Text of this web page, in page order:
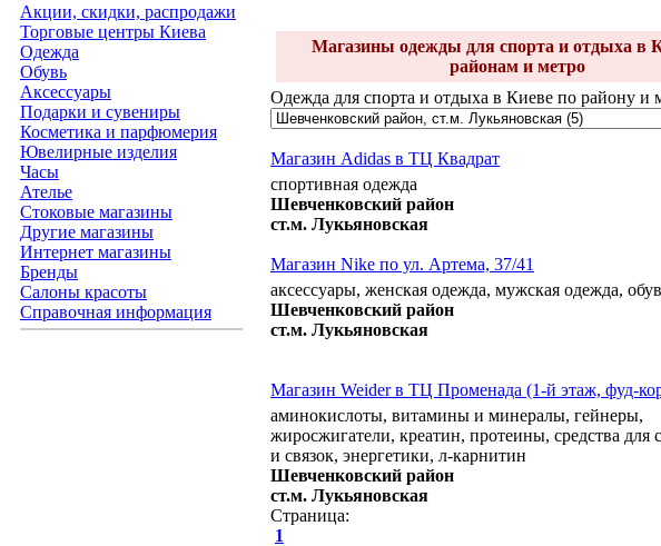
Акции, скидки, распродажи
Торговые центры Киева
Одежда
Обувь
Аксессуары
Подарки и сувениры
Косметика и парфюмерия
Ювелирные изделия
Часы
Ателье
Стоковые магазины
Другие магазины
Интернет магазины
Бренды
Салоны красоты
Справочная информация
Магазины одежды для спорта и отдыха в
районам и метро
Одежда для спорта и отдыха в Киеве по району и
Магазин Adidas в ТЦ Квадрат
спортивная одежда
Шевченковский район
ст.м. Лукьяновская
Магазин Nike по ул. Артема, 37/41
аксессуары, женская одежда, мужская одежда,
Шевченковский район
ст.м. Лукьяновская
Магазин Weider в ТЦ Променада (1-й этаж, фуд-
аминокислоты, витамины и минералы, гейнеры,
жиросжигатели, креатин, протеины, средства для
и связок, энергетики, л-карнитин
Шевченковский район
ст.м. Лукьяновская
Страница:
1